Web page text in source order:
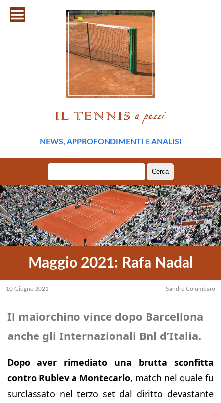
NEWS, APPROFONDIMENTI E ANALISI
per:
Maggio 2021: Rafa Nadal
10 Giugno 2021 Sandro Columbaro
Il maiorchino vince dopo Barcellona
anche gli Internazionali Bnl d’Italia.
Dopo aver rimediato una brutta sconfitta
contro Rublev a Montecarlo, match nel quale fu
surclassato nel terzo set dal diritto devastante